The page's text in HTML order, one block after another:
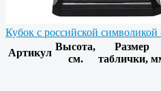
Кубок с российской
Артикул
Высота,
см.
Размер
таблички,